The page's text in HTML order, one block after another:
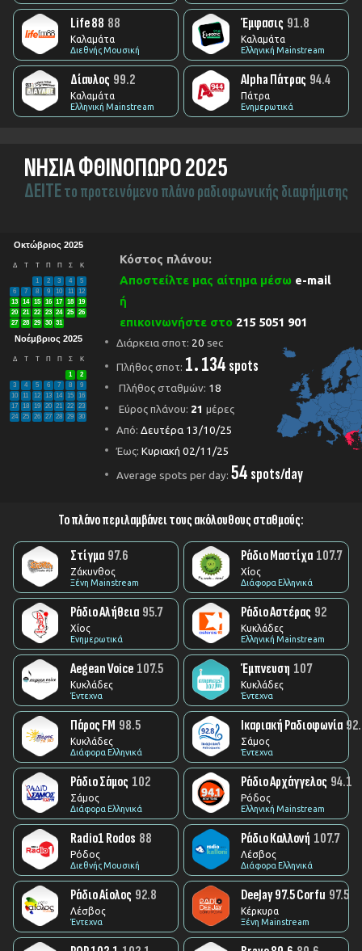
Life 88 88
Καλαμάτα
Διεθνής Μουσική
Έμφασις 91.8
Καλαμάτα
Ελληνική Mainstream
Δίαυλος 99.2
Καλαμάτα
Ελληνική Mainstream
Alpha Πάτρας 94.4
Πάτρα
Ενημερωτικά
ΝΗΣΙΑ ΦΘΙΝΟΠΩΡΟ 2025
ΔEITEτο προτεινόμενο πλάνο ραδιοφωνικής διαφήμισης
Οκτώβριος 2025
Δ Τ Τ Π Π Σ Κ
1 2 3 4
5
6
7 8 9 10 11
12
13
14 15 16 17 18
19
20
21 22 23 24 25
26
27
28 29 30 31
Νοέμβριος 2025
Δ Τ Τ Π Π Σ Κ
1
2
3
4 5 6 7 8
9
10
11 12 13 14 15
16
17
18 19 20 21 22
23
24
25 26 27 28 29 30
Κόστος πλάνου:
Αποστείλτε μας αίτημα μέσω e-mail
ή
επικοινωνήστε στο 215 5051 901
Διάρκεια σποτ: 20 sec
Πλήθος σποτ: 1. 134 spots
Πλήθος σταθμών: 18
Εύρος πλάνου: 21 μέρες
Από: Δευτέρα 13/10/25
Έως: Κυριακή 02/11/25
Average spots per day: 54 spots/day
Το πλάνο περιλαμβάνει τους ακόλουθους σταθμούς:
Στίγμα 97.6
Ζάκυνθος
Ξένη Mainstream
Ράδιο Μαστίχα 107.7
Χίος
Διάφορα Ελληνικά
Ράδιο Αλήθεια 95.7
Χίος
Ενημερωτικά
Ράδιο Αστέρας 92
Κυκλάδες
Ελληνική Mainstream
Aegean Voice 107.5
Κυκλάδες
Έντεχνα
Έμπνευση 107
Κυκλάδες
Έντεχνα
Πάρος FM 98.5
Κυκλάδες
Διάφορα Ελληνικά
Ικαριακή Ραδιοφωνία
Σάμος
Έντεχνα
Ράδιο Σάμος 102
Σάμος
Διάφορα Ελληνικά
Ράδιο Αρχάγγελος 94.1
Ρόδος
Ελληνική Mainstream
Radio1 Rodos 88
Ρόδος
Διεθνής Μουσική
Ράδιο Καλλονή 107.7
Λέσβος
Διάφορα Ελληνικά
Ράδιο Αίολος 92.8
Λέσβος
Έντεχνα
DeeJay 97.5 Corfu 97.5
Κέρκυρα
Ξένη Mainstream